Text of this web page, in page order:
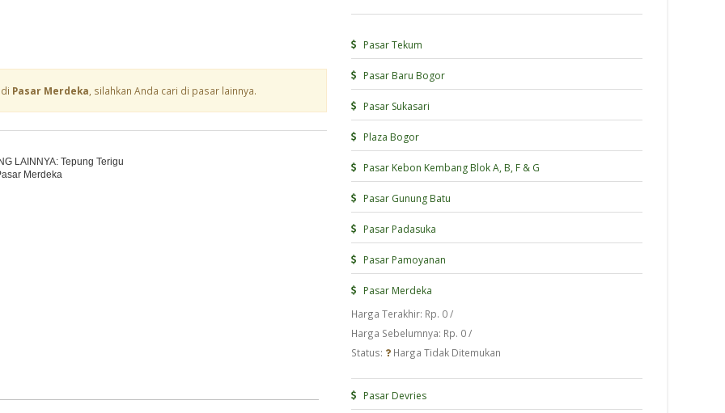
Pasar Merdeka , silahkan Anda cari di pasar lainnya.
LAINNYA: Tepung Terigu
Merdeka
Pasar Tekum
Pasar Baru Bogor
Pasar Sukasari
Plaza Bogor
Pasar Kebon Kembang Blok A, B, F & G
Pasar Gunung Batu
Pasar Padasuka
Pasar Pamoyanan
Pasar Merdeka
Harga Terakhir: Rp. 0 /
Harga Sebelumnya: Rp. 0 /
Status:
Harga Tidak Ditemukan
Pasar Devries